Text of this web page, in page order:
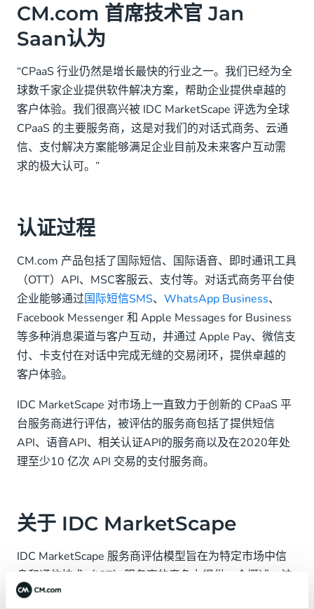
CM.com 首席技术官 Jan
Saan认为
“CPaaS 行业仍然是增长最快的行业之一。我们已经为全
球数千家企业提供软件解决方案，帮助企业提供卓越的
客户体验。我们很高兴被 IDC MarketScape 评选为全球
CPaaS 的主要服务商，这是对我们的对话式商务、云通
信、支付解决方案能够满足企业目前及未来客户互动需
求的极大认可。”
认证过程
CM.com 产品包括了国际短信、国际语音、即时通讯工具
（OTT）API、MSC客服云、支付等。对话式商务平台使
企业能够通过国际短信SMS、 WhatsApp Business、
Facebook Messenger 和 Apple Messages for Business
等多种消息渠道与客户互动，并通过 Apple Pay、微信支
付、卡支付在对话中完成无缝的交易闭环，提供卓越的
客户体验。
IDC MarketScape 对市场上一直致力于创新的 CPaaS 平
台服务商进行评估，被评估的服务商包括了提供短信
API、语音API、相关认证API的服务商以及在2020年处
理至少10 亿次 API 交易的支付服务商。
关于 IDC MarketScape
IDC MarketScape 服务商评估模型旨在为特定市场中信
息和通信技术（ICT）服务商的竞争力提供一个概述。该
研究方法采用基于定性和定量标准的严格评分方法，以